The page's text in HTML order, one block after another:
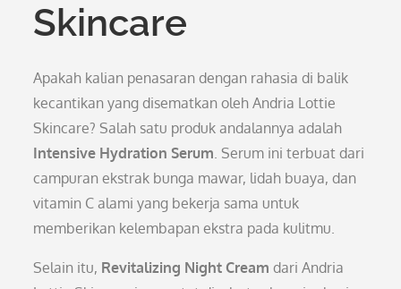
Skincare
Apakah kalian penasaran dengan rahasia di balik
kecantikan yang disematkan oleh Andria Lottie
Skincare? Salah satu produk andalannya adalah
Intensive Hydration Serum. Serum ini terbuat dari
campuran ekstrak bunga mawar, lidah buaya, dan
vitamin C alami yang bekerja sama untuk
memberikan kelembapan ekstra pada kulitmu.
Selain itu, Revitalizing Night Cream dari Andria